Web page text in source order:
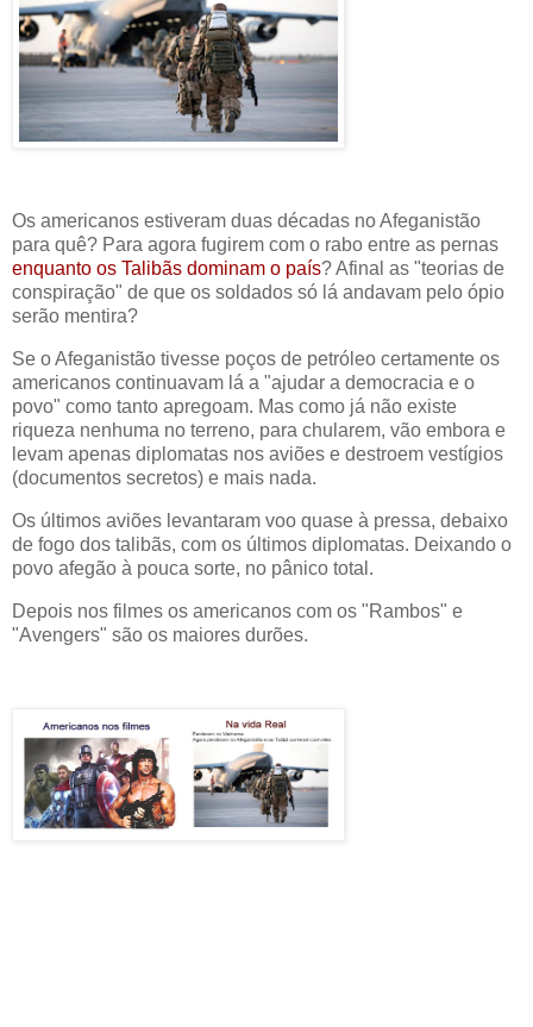
Os americanos estiveram duas décadas no Afeganistão
para quê? Para agora fugirem com o rabo entre as pernas
enquanto os Talibãs dominam o país? Afinal as "teorias de
conspiração" de que os soldados só lá andavam pelo ópio
serão mentira?
Se o Afeganistão tivesse poços de petróleo certamente os
americanos continuavam lá a "ajudar a democracia e o
povo" como tanto apregoam. Mas como já não existe
riqueza nenhuma no terreno, para chularem, vão embora e
levam apenas diplomatas nos aviões e destroem vestígios
(documentos secretos) e mais nada.
Os últimos aviões levantaram voo quase à pressa, debaixo
de fogo dos talibãs, com os últimos diplomatas. Deixando o
povo afegão à pouca sorte, no pânico total.
Depois nos filmes os americanos com os "Rambos" e
"Avengers" são os maiores durões.